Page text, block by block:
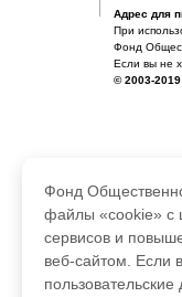
Адрес для
При
Фонд
Если вы не
© 2003-
Фонд
файлы «cookie» с
сервисов и
веб-сайтом. Если